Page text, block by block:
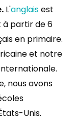
L'anglaisest
à partir de 6
en primaire.
et notre
nous avons
Unis.